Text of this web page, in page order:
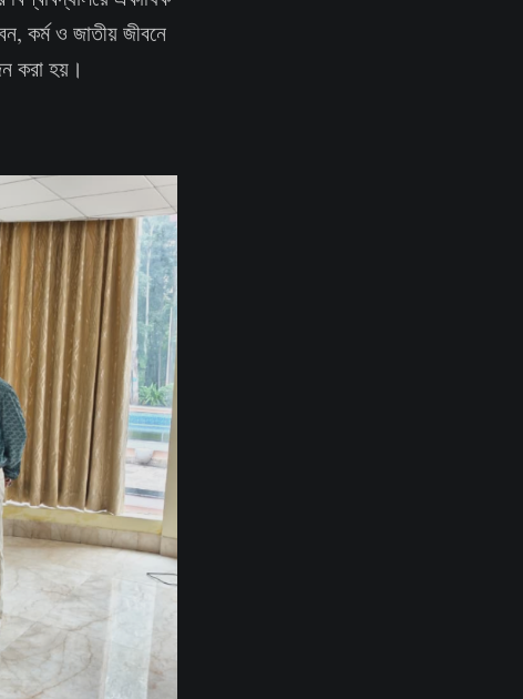
কর্ম ও জাতীয় জীবনে
করা হয়।